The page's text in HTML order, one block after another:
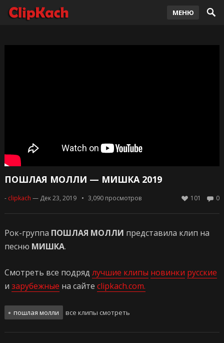
МЕНЮ
ПОШЛАЯ МОЛЛИ — МИШКА 2019
- clipkach — Дек 23, 2019 3,090просмотров 0
101
Рок-группа ПОШЛАЯ МОЛЛИ представила клип на
песню МИШКА.
Смотреть все подряд лучшие клипы новинки русские
и зарубежные на сайте clipkach.com.
пошлая молли все клипы смотреть